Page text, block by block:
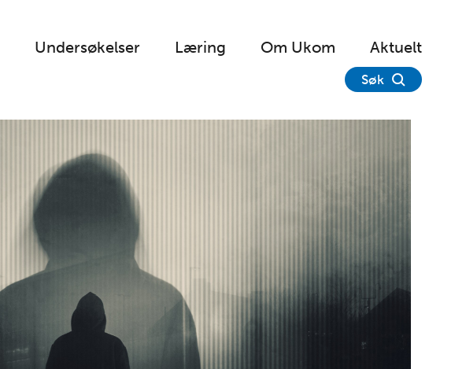
Undersøkelser Læring Om Ukom Aktuelt
Søk